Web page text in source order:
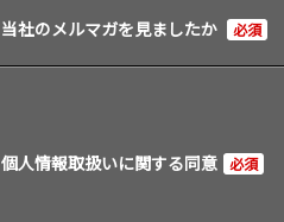
当社のメルマガを見ましたか 必須
個人情報取扱いに関する同意 必須